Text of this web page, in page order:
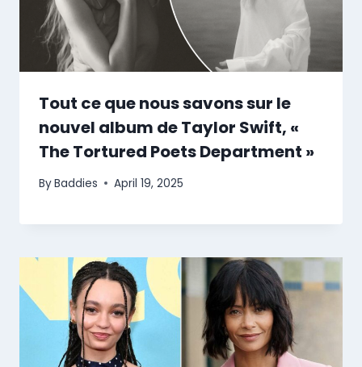
Tout ce que nous savons sur le
nouvel album de Taylor Swift, «
The Tortured Poets Department »
ByBaddies April 19, 2025